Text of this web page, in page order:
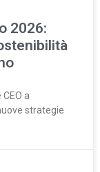
2026:
a
strategie